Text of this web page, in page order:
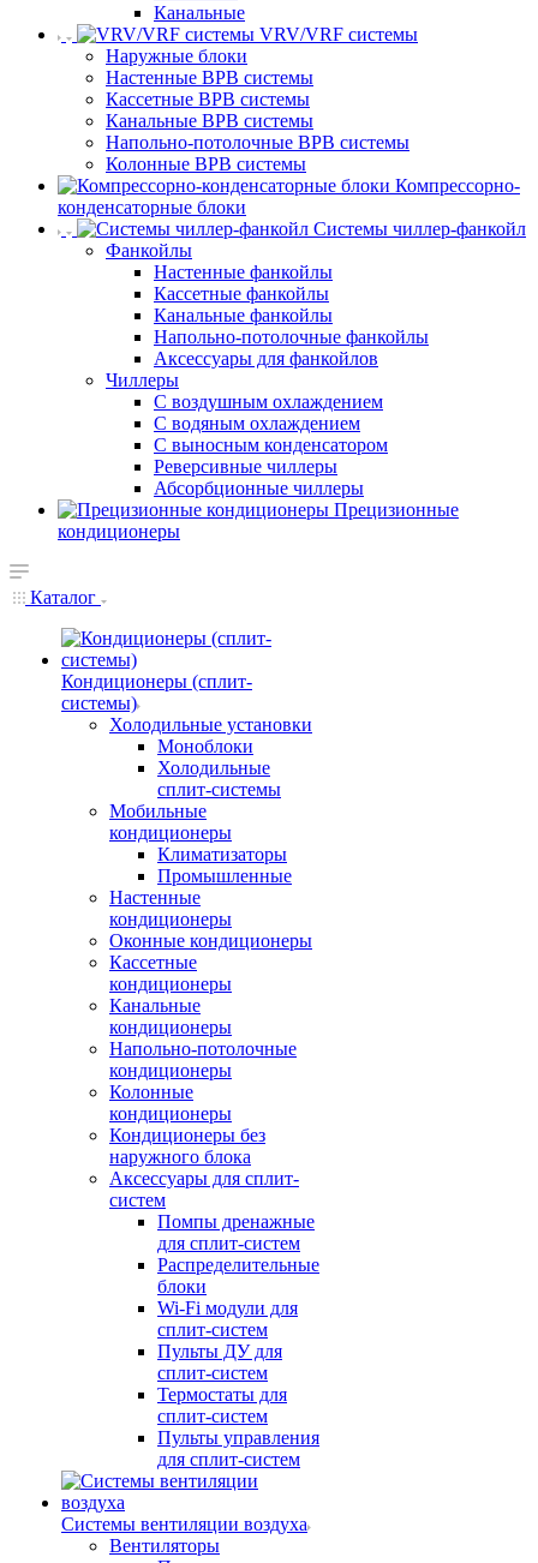
Канальные
VRV/VRF системы
Наружные блоки
Настенные ВРВ системы
Кассетные ВРВ системы
Канальные ВРВ системы
Напольно-потолочные ВРВ системы
Колонные ВРВ системы
Компрессорно-
конденсаторные блоки
Системы чиллер-фанкойл
Фанкойлы
Настенные фанкойлы
Кассетные фанкойлы
Канальные фанкойлы
Напольно-потолочные фанкойлы
Аксессуары для фанкойлов
Чиллеры
С воздушным охлаждением
С водяным охлаждением
С выносным конденсатором
Реверсивные чиллеры
Абсорбционные чиллеры
Прецизионные
кондиционеры
Каталог
Кондиционеры (сплит-
системы)
Холодильные установки
Моноблоки
Холодильные
сплит-системы
Мобильные
кондиционеры
Климатизаторы
Промышленные
Настенные
кондиционеры
Оконные кондиционеры
Кассетные
кондиционеры
Канальные
кондиционеры
Напольно-потолочные
кондиционеры
Колонные
кондиционеры
Кондиционеры без
наружного блока
Аксессуары для сплит-
систем
Помпы дренажные
для сплит-систем
Распределительные
блоки
Wi-Fi модули для
сплит-систем
Пульты ДУ для
сплит-систем
Термостаты для
сплит-систем
Пульты управления
для сплит-систем
Системы вентиляции воздуха
Вентиляторы